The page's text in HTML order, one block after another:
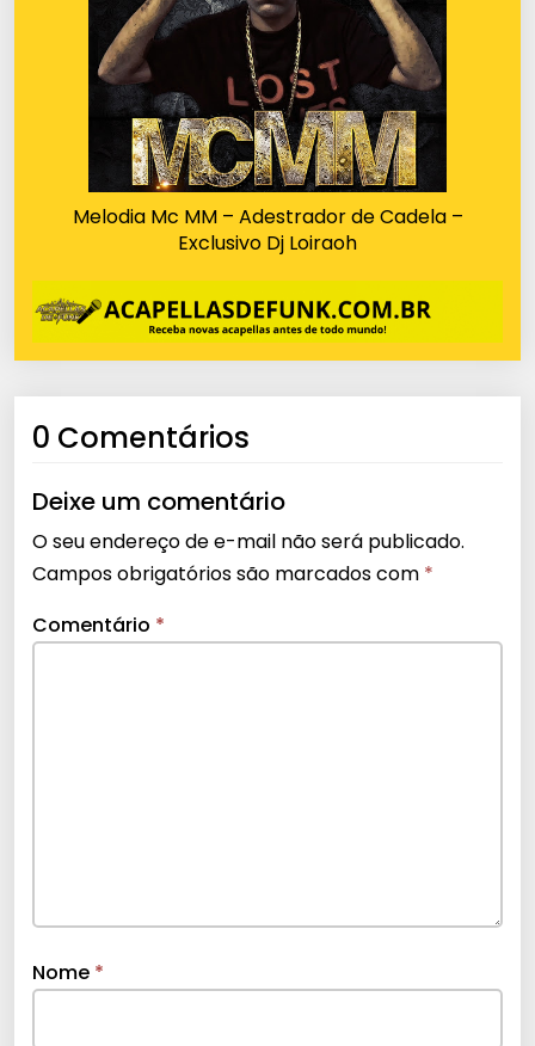
Melodia Mc MM – Adestrador de Cadela –
Exclusivo Dj Loiraoh
0 Comentários
Deixe um comentário
O seu endereço de e-mail não será publicado.
Campos obrigatórios são marcados com *
Comentário *
Nome *